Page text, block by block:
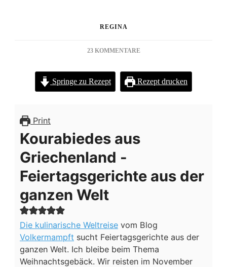
REGINA
23 KOMMENTAREZU
AUS
GRIECHENLAND
–
GANZEN
Springe zu Rezept Rezept drucken
Print
Kourabiedes aus
Griechenland -
Feiertagsgerichte aus der
ganzen Welt
Die kulinarische Weltreise vom Blog
Volkermampft sucht Feiertagsgerichte aus der
ganzen Welt. Ich bleibe beim Thema
Weihnachtsgebäck. Wir reisten im November